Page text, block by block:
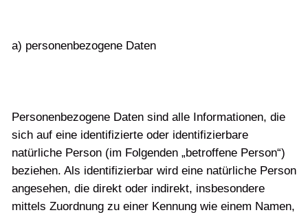
a) personenbezogene Daten
Personenbezogene Daten sind alle Informationen, die
sich auf eine identifizierte oder identifizierbare
natürliche Person (im Folgenden „betroffene Person“)
beziehen. Als identifizierbar wird eine natürliche Person
angesehen, die direkt oder indirekt, insbesondere
mittels Zuordnung zu einer Kennung wie einem Namen,